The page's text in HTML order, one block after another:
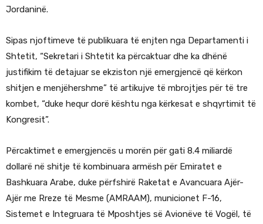
Jordaninë.
Sipas njoftimeve të publikuara të enjten nga Departamenti i
Shtetit, “Sekretari i Shtetit ka përcaktuar dhe ka dhënë
justifikim të detajuar se ekziston një emergjencë që kërkon
shitjen e menjëhershme” të artikujve të mbrojtjes për të tre
kombet, “duke hequr dorë kështu nga kërkesat e shqyrtimit të
Kongresit”.
Përcaktimet e emergjencës u morën për gati 8.4 miliardë
dollarë në shitje të kombinuara armësh për Emiratet e
Bashkuara Arabe, duke përfshirë Raketat e Avancuara Ajër-
Ajër me Rreze të Mesme (AMRAAM), municionet F-16,
Sistemet e Integruara të Mposhtjes së Avionëve të Vogël, të